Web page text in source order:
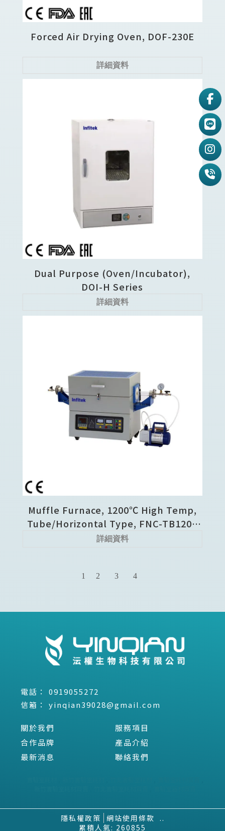
Forced Air Drying Oven, DOF-230E
詳細資料
Dual Purpose (Oven/Incubator),
DOI-H Series
詳細資料
Muffle Furnace, 1200℃ High Temp,
Tube/Horizontal Type, FNC-TB1200
Series
詳細資料
1 2 3 4
0919055272
yinqian39028@gmail.com
關於我們
服務項目
合作品牌
產品介紹
最新消息
聯絡我們
隱私權政策 網站使用條款
..
累積人氣: 260855